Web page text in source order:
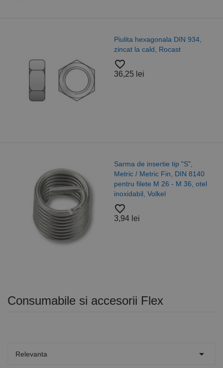
Metric Fin, DIN 8140
M 26 - M 36, otel
125
A4/
Consumabile si accesorii Flex
Relevanta 